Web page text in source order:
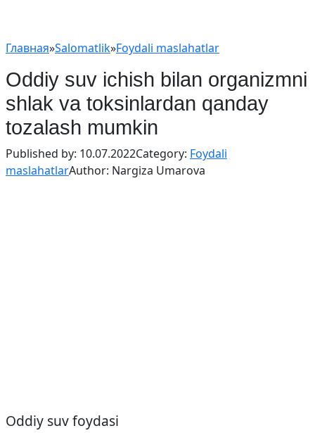
Главная»Salomatlik»Foydali maslahatlar
Oddiy suv ichish bilan organizmni
shlak va toksinlardan qanday
tozalash mumkin
Published by: 10.07.2022Category: Foydali
maslahatlarAuthor: Nargiza Umarova
Oddiy suv foydasi